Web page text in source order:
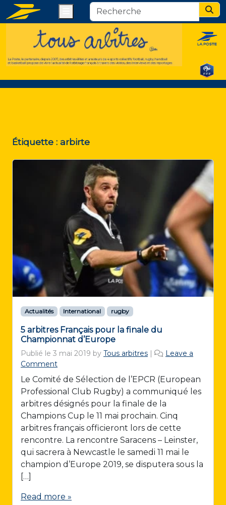
Étiquette : arbirte
Actualités International rugby
5 arbitres Français pour la finale du
Championnat d’Europe
Publié le 3 mai 2019 by Tous arbitres |
Leave a
Comment
Le Comité de Sélection de l’EPCR (European
Professional Club Rugby) a communiqué les
arbitres désignés pour la finale de la
Champions Cup le 11 mai prochain. Cinq
arbitres français officieront lors de cette
rencontre. La rencontre Saracens – Leinster,
qui sacrera à Newcastle le samedi 11 mai le
champion d’Europe 2019, se disputera sous la
[…]
Read more »